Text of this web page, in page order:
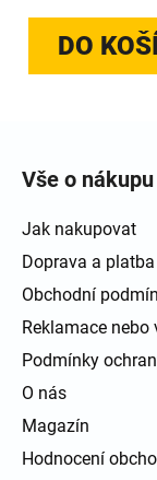
DO
Vše o nákupu
Jak nakupovat
Doprava a platba
Obchodní
Reklamace nebo
Podmínky
O nás
Magazín
Hodnocení